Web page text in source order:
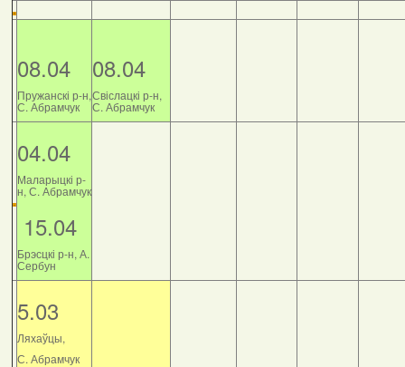
08.04
Пружанскі р-н,
С. Абрамчук
08.04
Свіслацкі р-н,
С. Абрамчук
04.04
Маларыцкі р-
н, С. Абрамчук
15.04
Брэсцкі р-н, А.
Сербун
5.03
Ляхаўцы,
С. Абрамчук